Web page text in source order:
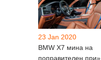
23 Jan 2020
BMW X7 мина на
поправителен при»